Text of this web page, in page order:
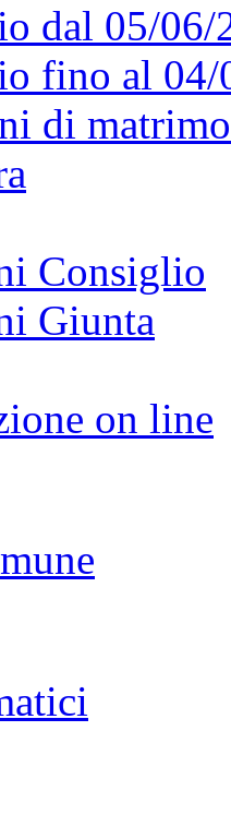
dal 05/06/
fino al 04/
di
Consiglio
Giunta
on line